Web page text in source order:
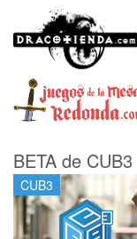
BETA de CUB3
CUB3